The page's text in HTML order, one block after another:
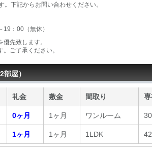
下記からお問い合わせください。
：00（無休）
先致します。
ご了承ください。
屋）
礼金 敷金 間取り
0ヶ月 1ヶ月 ワンルーム
1ヶ月 1ヶ月 1LDK